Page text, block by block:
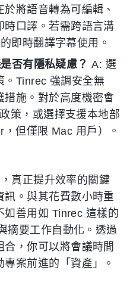
將語音轉為可編輯、
時口譯。若需跨語言溝
即時翻譯字幕使用。
否有隱私疑慮？ A: 選
。Tinrec 強調安全無
措施。對於高度機密會
策，或選擇支援本地部
但僅限 Mac 用戶）。
真正提升效率的關鍵
。與其花費數小時重
如善用如 Tinrec 這樣的
摘要工作自動化。透過
，你可以將會議時間
案前進的「資產」。